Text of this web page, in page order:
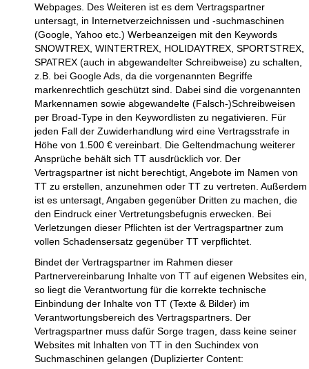
Webpages. Des Weiteren ist es dem Vertragspartner
untersagt, in Internetverzeichnissen und -suchmaschinen
(Google, Yahoo etc.) Werbeanzeigen mit den Keywords
SNOWTREX, WINTERTREX, HOLIDAYTREX, SPORTSTREX,
SPATREX (auch in abgewandelter Schreibweise) zu schalten,
z.B. bei Google Ads, da die vorgenannten Begriffe
markenrechtlich geschützt sind. Dabei sind die vorgenannten
Markennamen sowie abgewandelte (Falsch-)Schreibweisen
per Broad-Type in den Keywordlisten zu negativieren. Für
jeden Fall der Zuwiderhandlung wird eine Vertragsstrafe in
Höhe von 1.500 € vereinbart. Die Geltendmachung weiterer
Ansprüche behält sich TT ausdrücklich vor. Der
Vertragspartner ist nicht berechtigt, Angebote im Namen von
TT zu erstellen, anzunehmen oder TT zu vertreten. Außerdem
ist es untersagt, Angaben gegenüber Dritten zu machen, die
den Eindruck einer Vertretungsbefugnis erwecken. Bei
Verletzungen dieser Pflichten ist der Vertragspartner zum
vollen Schadensersatz gegenüber TT verpflichtet.
Bindet der Vertragspartner im Rahmen dieser
Partnervereinbarung Inhalte von TT auf eigenen Websites ein,
so liegt die Verantwortung für die korrekte technische
Einbindung der Inhalte von TT (Texte & Bilder) im
Verantwortungsbereich des Vertragspartners. Der
Vertragspartner muss dafür Sorge tragen, dass keine seiner
Websites mit Inhalten von TT in den Suchindex von
Suchmaschinen gelangen (Duplizierter Content: